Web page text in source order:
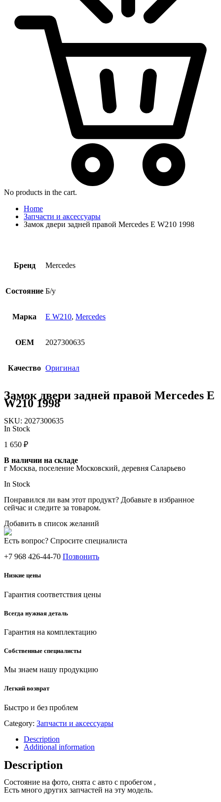
No products in the cart.
Home
Запчасти и аксессуары
Замок двери задней правой Mercedes E W210 1998
Бренд Mercedes
Состояние Б/у
Марка E W210, Mercedes
OEM 2027300635
Качество Оригинал
Замок двери задней правой Mercedes E
W210 1998
SKU: 2027300635
In Stock
1 650 ₽
В наличии на складе
г Москва, поселение Московский, деревня Саларьево
In Stock
Понравился ли вам этот продукт? Добавьте в избранное
сейчас и следите за товаром.
Добавить в список желаний
Есть вопрос? Спросите специалиста
+7 968 426-44-70 Позвонить
Низкие цены
Гарантия соответствия цены
Всегда нужная деталь
Гарантия на комплектацию
Собственные специалисты
Мы знаем нашу продукцию
Легкий возврат
Быстро и без проблем
Category: Запчасти и аксессуары
Description
Additional information
Description
Состояние на фото, снята с авто с пробегом ,
Есть много других запчастей на эту модель.